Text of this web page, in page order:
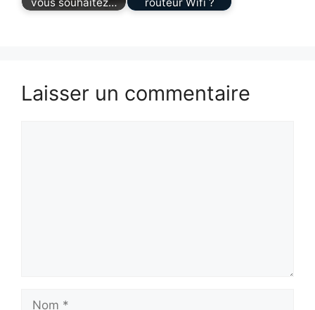
Laisser un commentaire